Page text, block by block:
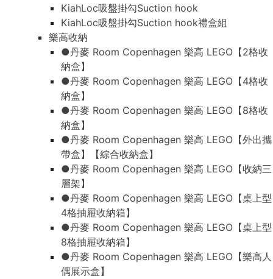
KiahLoc吸盤掛勾Suction hook
KiahLoc吸盤掛勾Suction hook禮盒組
樂高收納
●丹麥 Room Copenhagen 樂高 LEGO【2格收
納盒】
●丹麥 Room Copenhagen 樂高 LEGO【4格收
納盒】
●丹麥 Room Copenhagen 樂高 LEGO【8格收
納盒】
●丹麥 Room Copenhagen 樂高 LEGO【外出攜
帶盒】【綜合收納盒】
●丹麥 Room Copenhagen 樂高 LEGO【收納三
層架】
●丹麥 Room Copenhagen 樂高 LEGO【桌上型
4格抽屜收納箱】
●丹麥 Room Copenhagen 樂高 LEGO【桌上型
8格抽屜收納箱】
●丹麥 Room Copenhagen 樂高 LEGO【樂高人
偶展示盒】